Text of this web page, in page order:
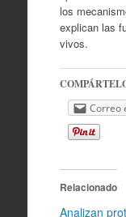
los
explican las
vivos.
Correo
Relacionado
Analizan